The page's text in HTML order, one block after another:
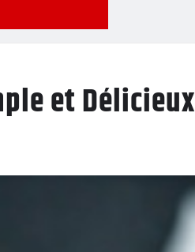
et Délicieux